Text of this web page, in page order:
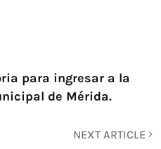
para ingresar a la
de Mérida.
NEXT ARTICLE